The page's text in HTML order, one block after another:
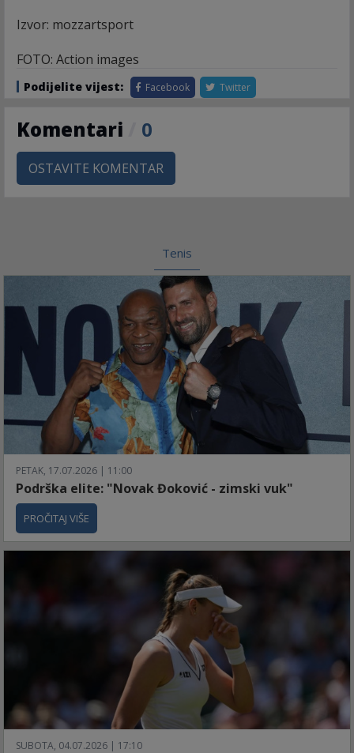
Izvor: mozzartsport
FOTO: Action images
Podijelite vijest: Facebook Twitter
Komentari 0
OSTAVITE KOMENTAR
Tenis
PETAK, 17.07.2026 | 11:00
Podrška elite: "Novak Đoković - zimski vuk"
PROČITAJ VIŠE
SUBOTA, 04.07.2026 | 17:10